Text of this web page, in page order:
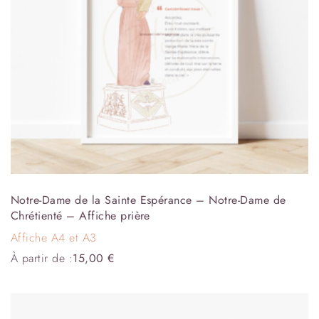
Notre-Dame de la Sainte Espérance – Notre-Dame de
Chrétienté – Affiche prière
Affiche A4 et A3
À partir de :15,00€